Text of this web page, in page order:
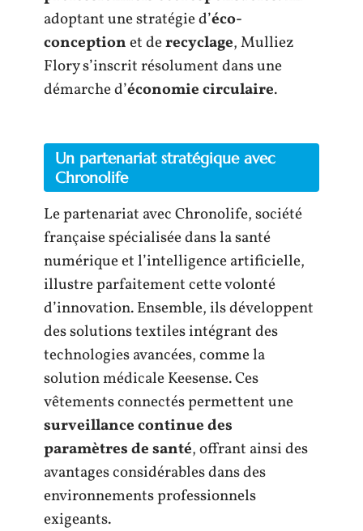
adoptant une stratégie d’éco-
conceptionet derecyclage, Mulliez
Flory s’inscrit résolument dans une
démarche d’économie circulaire.
Un partenariat stratégique avec
Chronolife
Le partenariat avec Chronolife, société
française spécialisée dans la santé
numérique et l’intelligence artificielle,
illustre parfaitement cette volonté
d’innovation. Ensemble, ils développent
des solutions textiles intégrant des
technologies avancées, comme la
solution médicale Keesense. Ces
vêtements connectés permettent une
surveillance continue des
paramètres de santé, offrant ainsi des
avantages considérables dans des
environnements professionnels
exigeants.